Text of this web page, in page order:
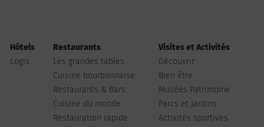
Hôtels
Logis
Restaurants
Les grandes tables
Cuisine bourbonnaise
Restaurants & Bars
Cuisine du monde
Restauration rapide
Visites et Activités
Découvrir
Bien être
Musées Patrimoine
Parcs et Jardins
Activités sportives